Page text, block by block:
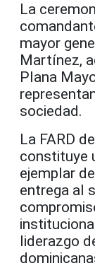
La
mayor
Martínez,
Plana
sociedad.
La FARD
constituye
ejemplar
entrega al
liderazgo